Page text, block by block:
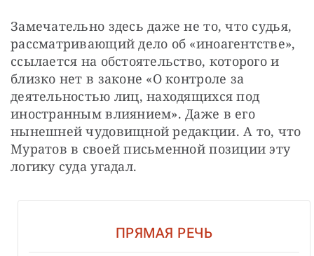
Замечательно здесь даже не то, что судья,
рассматривающий дело об «иноагентстве»,
ссылается на обстоятельство, которого и
близко нет в законе «О контроле за
деятельностью лиц, находящихся под
иностранным влиянием». Даже в его
нынешней чудовищной редакции. А то, что
Муратов в своей письменной позиции эту
логику суда угадал.
ПРЯМАЯ РЕЧЬ